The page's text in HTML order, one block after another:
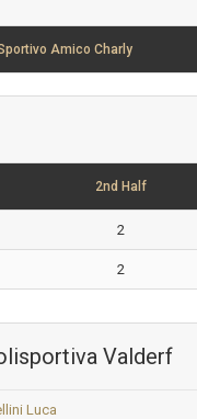
Amico Charly
2nd Half
2
2
Valderf
Luca